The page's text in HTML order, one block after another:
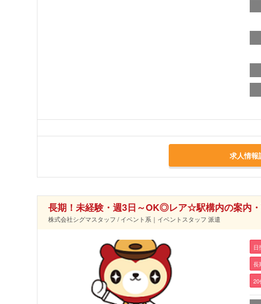
求人情報
長期！未経験・週3日～OK◎レア☆駅構内の案内
株式会社シグマスタッフ / イベント系｜イベントスタッフ 派遣
日
長
20